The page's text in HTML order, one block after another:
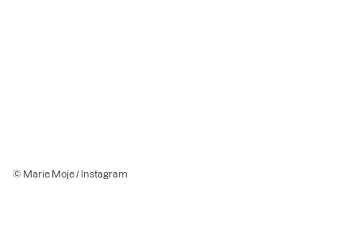
© Marie Moje / Instagram